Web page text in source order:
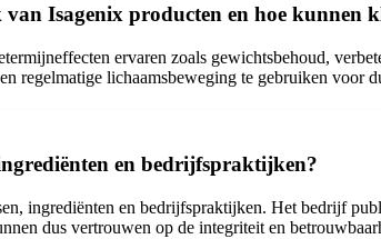
Isagenix producten en hoe kunnen
ervaren zoals gewichtsbehoud,
regelmatige lichaamsbeweging te gebruiken voor
en bedrijfspraktijken?
ingrediënten en bedrijfspraktijken. Het bedrijf
dus vertrouwen op de integriteit en